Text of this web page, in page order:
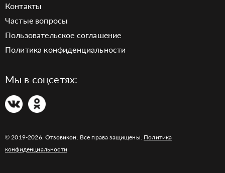
Контакты
Частые вопросы
Пользовательское соглашение
Политика конфиденциальности
Мы в соцсетях:
© 2019-2026. Отзовикон. Все права защищены. Политика
конфиденциальности